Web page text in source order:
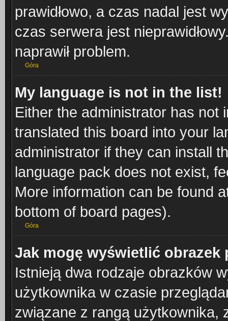
prawidłowo, a czas nadal jest
czas serwera jest
naprawił problem.
Góra
My language is not in the list!
Either the administrator has not
translated this board into your
administrator if they can install
language pack does not exist,
More information can be found
bottom of board pages).
Góra
Jak mogę wyświetlić
Istnieją dwa rodzaje obrazków
użytkownika w czasie
związane z rangą użytkownika,